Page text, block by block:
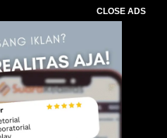
CLOSE ADS